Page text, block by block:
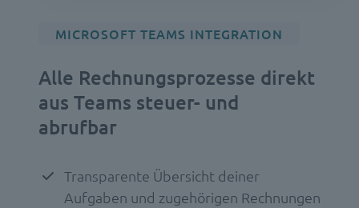
MICROSOFT TEAMS INTEGRATION
Alle Rechnungsprozesse direkt
aus Teams steuer- und
abrufbar
Transparente Übersicht deiner
Aufgaben und zugehörigen Rechnungen